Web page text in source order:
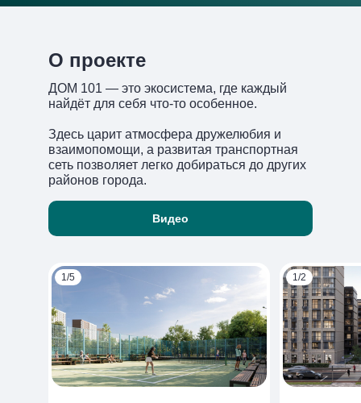
Видео
О проекте
ДОМ 101 — это экосистема, где каждый
найдёт для себя что-то особенное.
Здесь царит атмосфера дружелюбия и
взаимопомощи, а развитая транспортная
сеть позволяет легко добираться до других
районов города.
Детские сады и школы
Архитектура
обозрения
1/2
Парки и зоны отдыха
1/5